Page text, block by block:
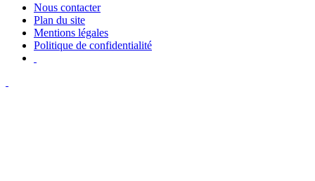
Nous contacter
Plan du site
Mentions légales
Politique de confidentialité